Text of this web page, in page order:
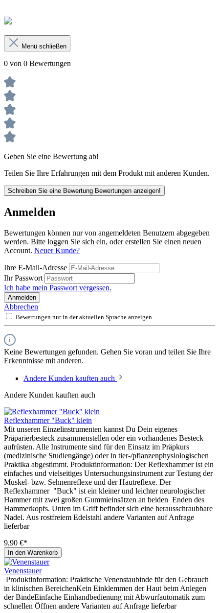
Menü schließen
0 von 0 Bewertungen
Geben Sie eine Bewertung ab!
Teilen Sie Ihre Erfahrungen mit dem Produkt mit anderen Kunden.
Schreiben Sie eine Bewertung Bewertungen anzeigen!
Anmelden
Bewertungen können nur von angemeldeten Benutzern abgegeben
werden. Bitte loggen Sie sich ein, oder erstellen Sie einen neuen
Account. Neuer Kunde?
Ihre E-Mail-Adresse
Ihr Passwort
Ich habe mein Passwort vergessen.
Anmelden
Abbrechen
Bewertungen nur in der aktuellen Sprache anzeigen.
Keine Bewertungen gefunden. Gehen Sie voran und teilen Sie Ihre
Erkenntnisse mit anderen.
Andere Kunden kauften auch
Andere Kunden kauften auch
Reflexhammer "Buck" klein
Mit unseren Einzelinstrumenten kannst Du Dein eigenes
Präparierbesteck zusammenstellen oder ein vorhandenes Besteck
aufrüsten. Alle Instrumente sind für den Einsatz im Präpkurs
(medizinische Studiengänge) oder in tier-/pflanzenphysiologischen
Praktika abgestimmt. Produktinformation: Der Reflexhammer ist ein
einfaches und vielseitiges Untersuchungsinstrument zur Testung der
Muskel- bzw. Sehnenreflexe und der Hautreflexe. Der
Reflexhammer "Buck" ist ein kleiner und leichter neurologischer
Hammer mit zwei großen Gummieinsätzen an beiden Enden des
Hammerkopfs. Unten im Griff befindet sich eine herausschraubbare
Nadel. Aus rostfreiem Edelstahl andere Varianten auf Anfrage
lieferbar
9,90 €*
In den Warenkorb
Venenstauer
Produktinformation: Praktische Venenstaubinde für den Gebrauch
in klinischen BereichenKein Einklemmen der Haut beim Anlegen
der BindeEinfache Einhandbedienung mit Abwurfautomatik zum
schnellen Öffnen andere Varianten auf Anfrage lieferbar